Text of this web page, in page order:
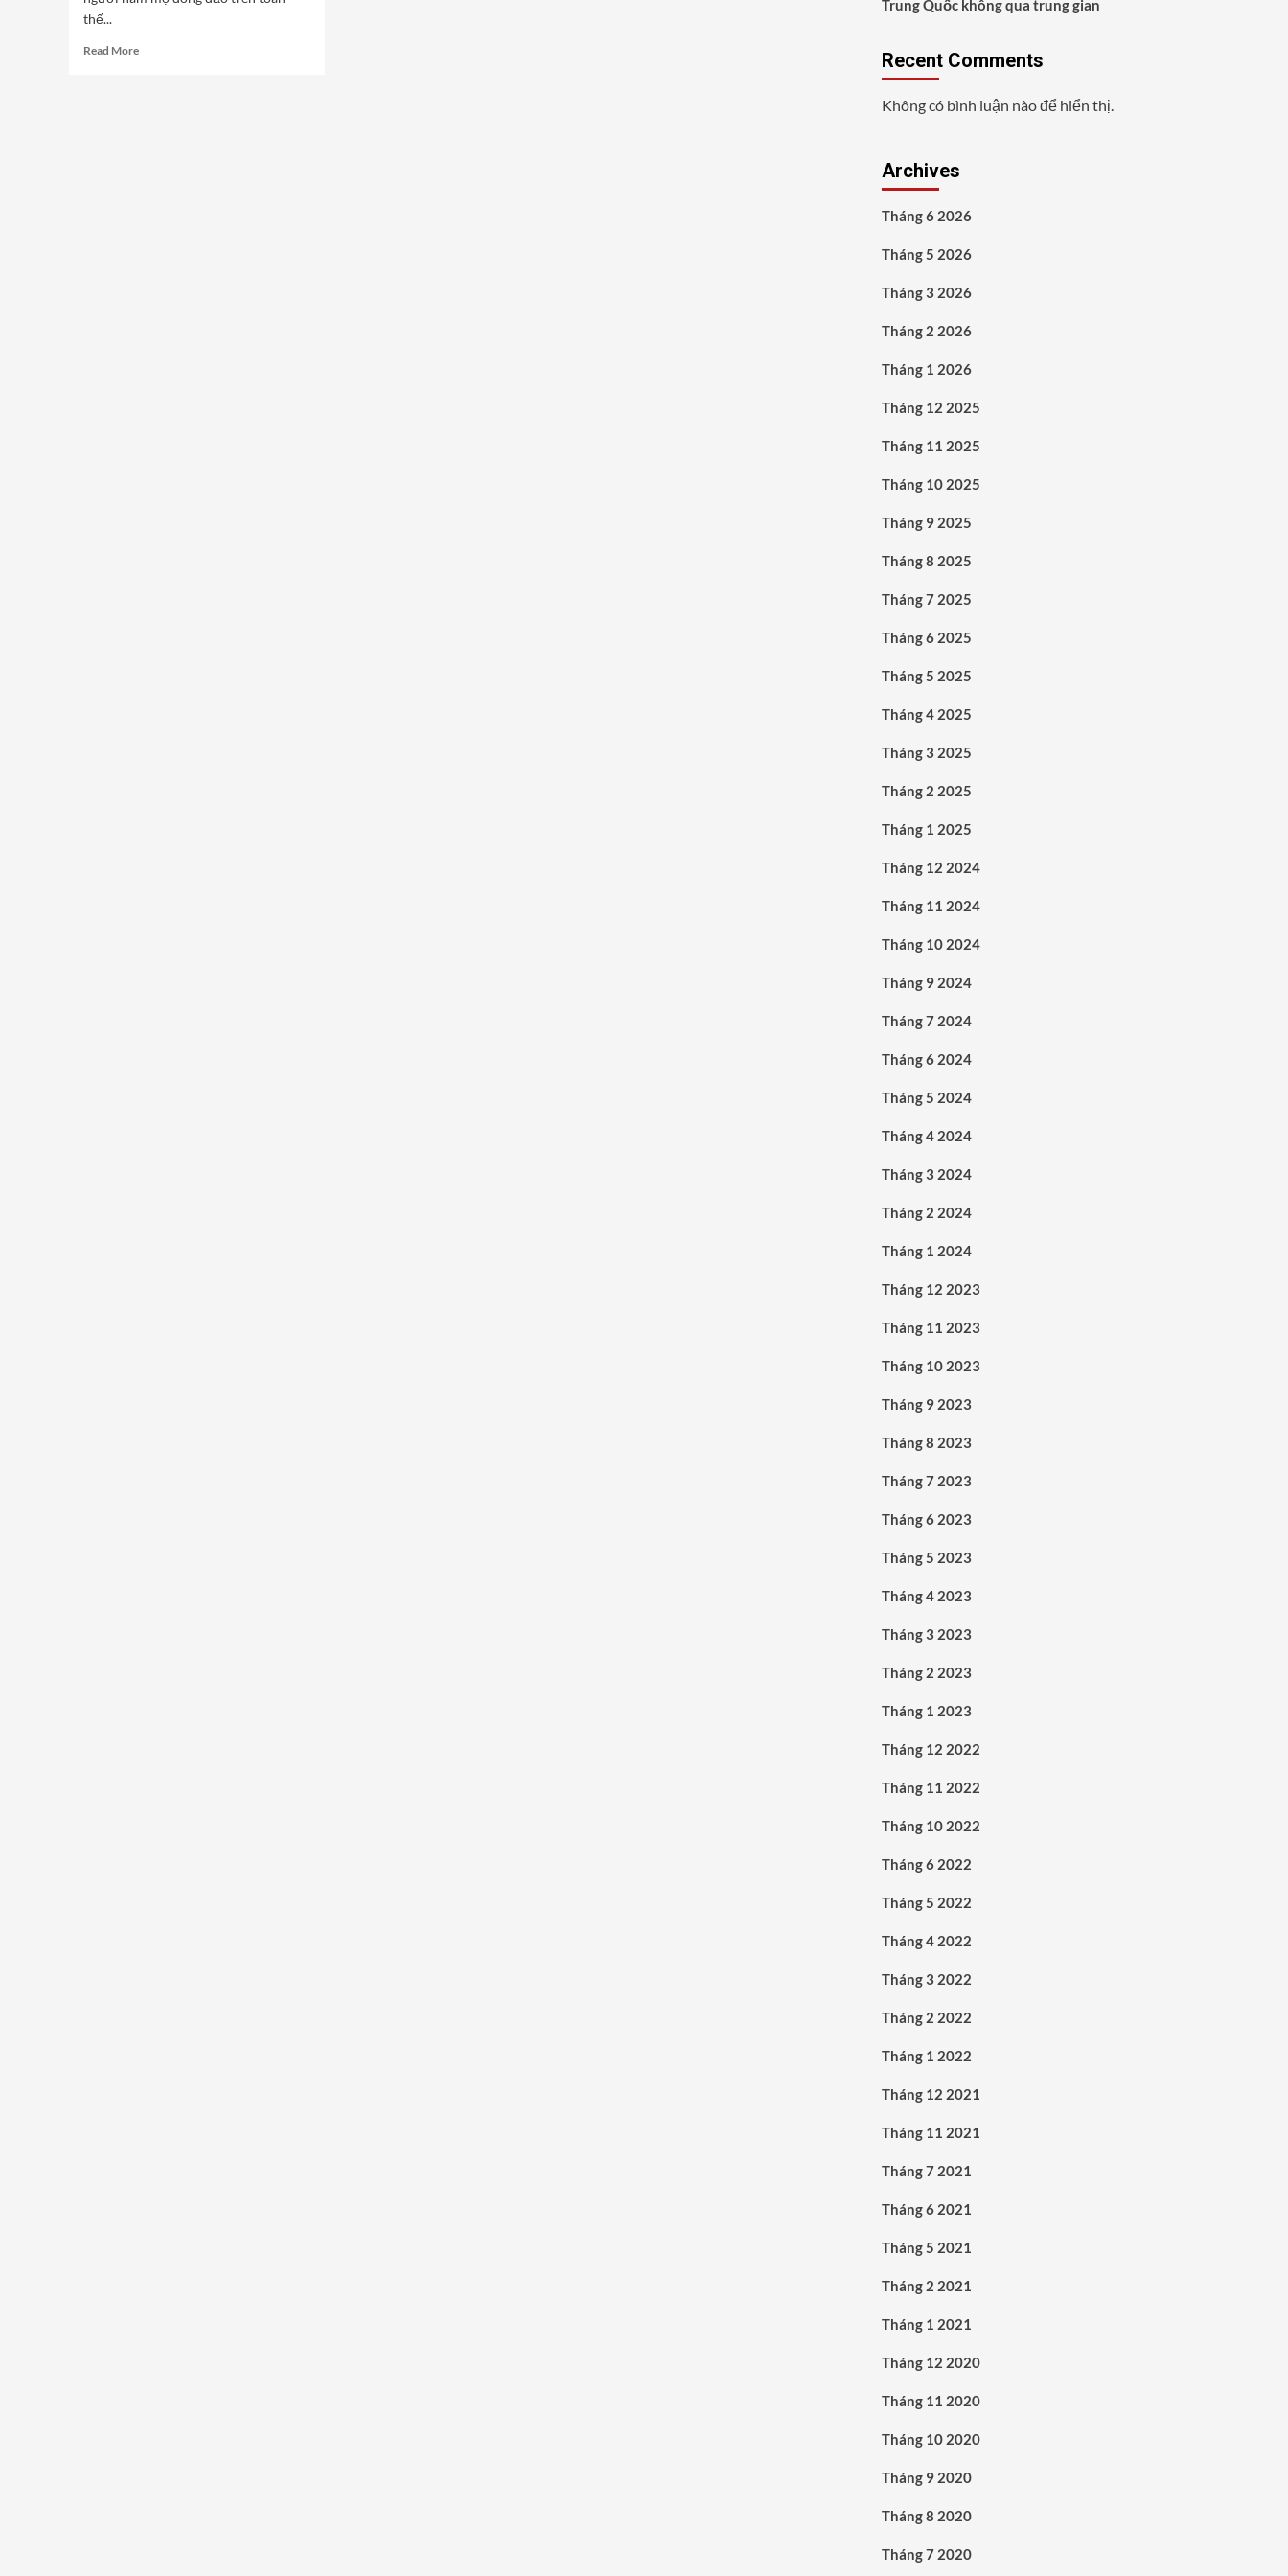
thế...
Read MoreRead
Trung Quốc không qua trung gian
Recent Comments
Không có bình luận nào để hiển thị.
Archives
Tháng 6 2026
Tháng 5 2026
Tháng 3 2026
Tháng 2 2026
Tháng 1 2026
Tháng 12 2025
Tháng 11 2025
Tháng 10 2025
Tháng 9 2025
Tháng 8 2025
Tháng 7 2025
Tháng 6 2025
Tháng 5 2025
Tháng 4 2025
Tháng 3 2025
Tháng 2 2025
Tháng 1 2025
Tháng 12 2024
Tháng 11 2024
Tháng 10 2024
Tháng 9 2024
Tháng 7 2024
Tháng 6 2024
Tháng 5 2024
Tháng 4 2024
Tháng 3 2024
Tháng 2 2024
Tháng 1 2024
Tháng 12 2023
Tháng 11 2023
Tháng 10 2023
Tháng 9 2023
Tháng 8 2023
Tháng 7 2023
Tháng 6 2023
Tháng 5 2023
Tháng 4 2023
Tháng 3 2023
Tháng 2 2023
Tháng 1 2023
Tháng 12 2022
Tháng 11 2022
Tháng 10 2022
Tháng 6 2022
Tháng 5 2022
Tháng 4 2022
Tháng 3 2022
Tháng 2 2022
Tháng 1 2022
Tháng 12 2021
Tháng 11 2021
Tháng 7 2021
Tháng 6 2021
Tháng 5 2021
Tháng 2 2021
Tháng 1 2021
Tháng 12 2020
Tháng 11 2020
Tháng 10 2020
Tháng 9 2020
Tháng 8 2020
Tháng 7 2020